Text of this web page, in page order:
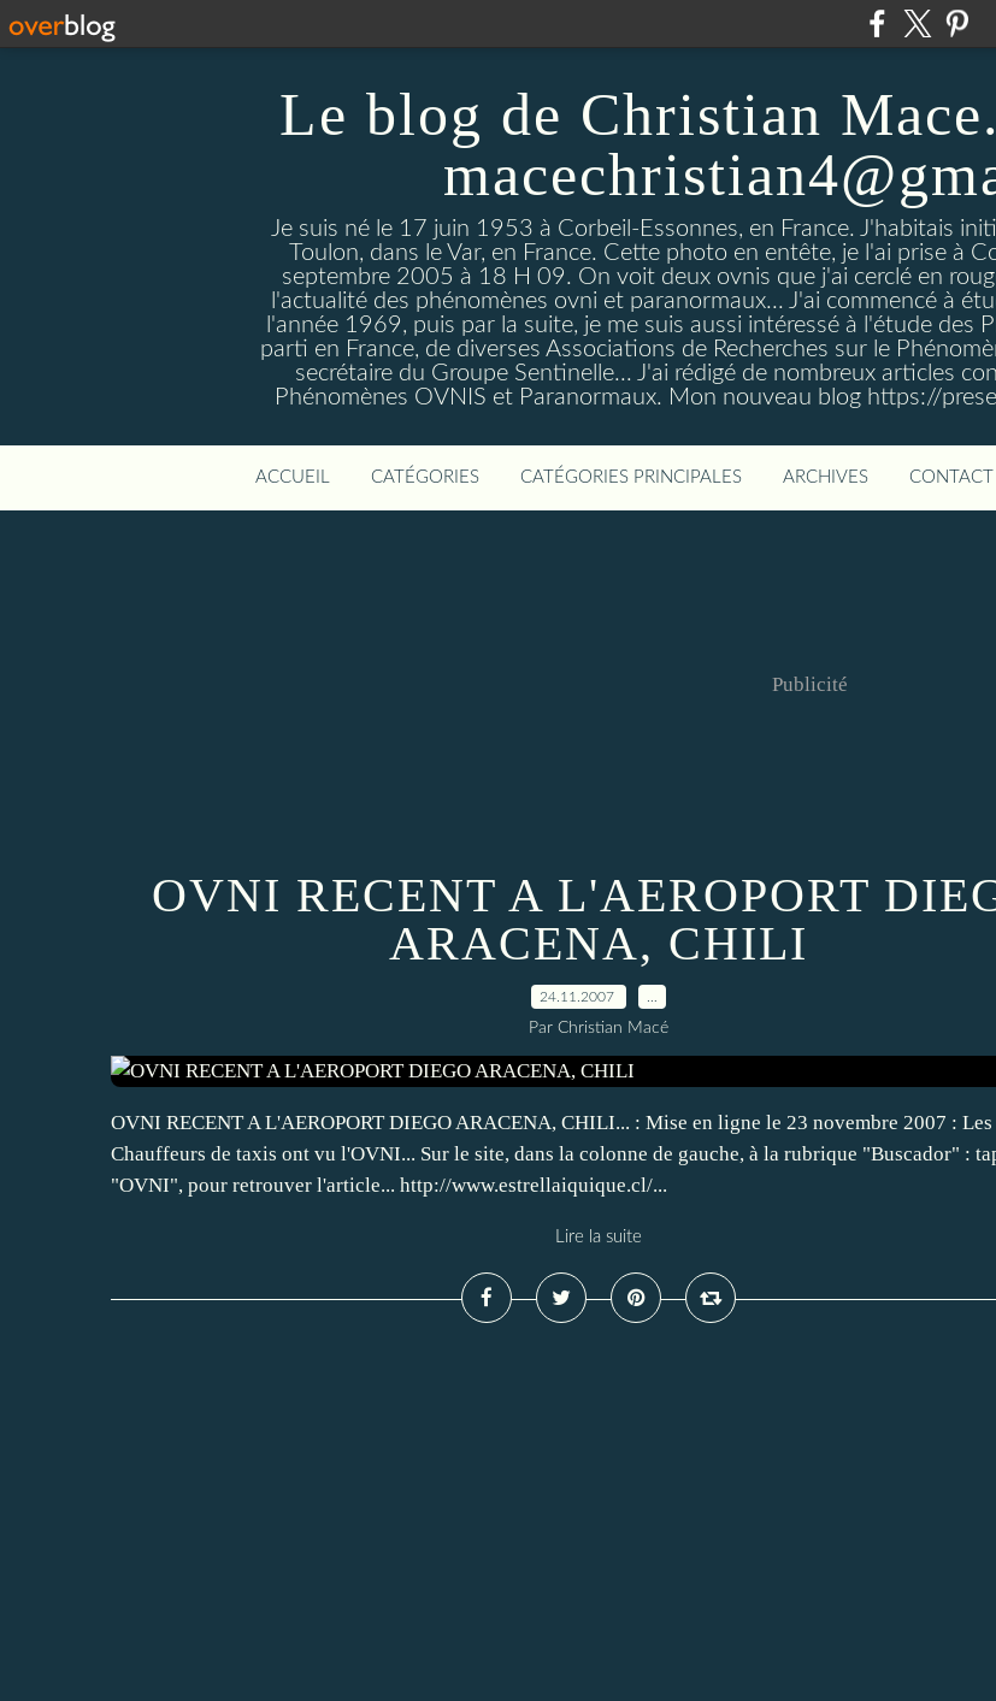
Le blog de Christian
Je suis né le 17 juin 1953 à Corbeil-Essonnes, en France. J'habitais
Toulon, dans le Var, en France. Cette photo en entête, je l'ai prise à
septembre 2005 à 18 H 09. On voit deux ovnis que j'ai cerclé en
l'actualité des phénomènes ovni et paranormaux... J'ai commencé à
l'année 1969, puis par la suite, je me suis aussi intéressé à l'étude des
parti en France, de diverses Associations de Recherches sur le
secrétaire du Groupe Sentinelle... J'ai rédigé de nombreux articles
Phénomènes OVNIS et Paranormaux. Mon nouveau blog https://
ACCUEIL CATÉGORIES CATÉGORIES PRINCIPALES ARCHIVES CONTACT
Publicité
OVNI RECENT A L'AEROPORT
ARACENA, CHILI
24.11.2007
Par Christian Macé
OVNI RECENT A L'AEROPORT DIEGO ARACENA, CHILI... : Mise en ligne le 23 novembre 2007 : Les
Chauffeurs de taxis ont vu l'OVNI... Sur le site, dans la colonne de gauche, à la rubrique "Buscador" :
"OVNI", pour retrouver l'article... http://www.estrellaiquique.cl/...
Lire la suite